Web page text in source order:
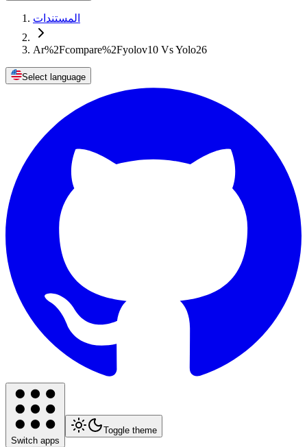
المستندات
Ar%2Fcompare%2Fyolov10 Vs Yolo26
Select language
Switch apps
Toggle theme